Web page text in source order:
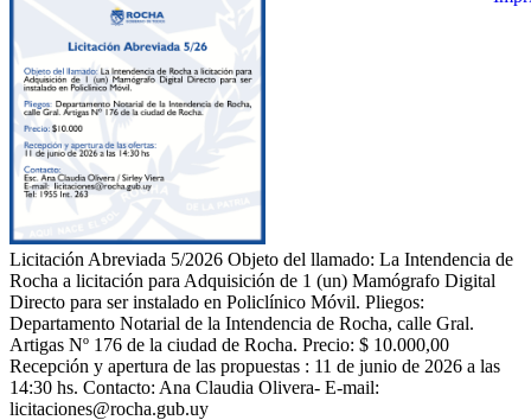
Licitación Abreviada 5/2026 Objeto del llamado: La Intendencia de
Rocha a licitación para Adquisición de 1 (un) Mamógrafo Digital
Directo para ser instalado en Policlínico Móvil. Pliegos:
Departamento Notarial de la Intendencia de Rocha, calle Gral.
Artigas Nº 176 de la ciudad de Rocha. Precio: $ 10.000,00
Recepción y apertura de las propuestas : 11 de junio de 2026 a las
14:30 hs. Contacto: Ana Claudia Olivera- E-mail:
licitaciones@rocha.gub.uy